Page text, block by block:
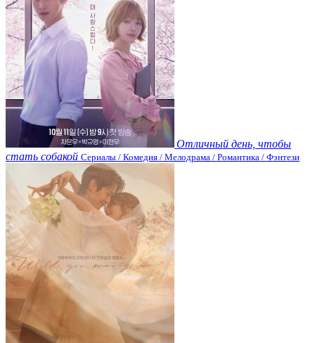
Отличный день, чтобы
стать собакой Сериалы / Комедия / Мелодрама / Романтика / Фэнтези